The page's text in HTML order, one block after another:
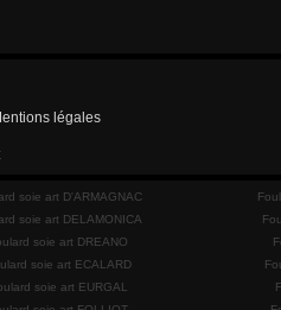
légales
soie art D'ARMAGNAC
soie art DELAMONICA
soie art DREANO
soie art ECALARD
soie art EURGAL